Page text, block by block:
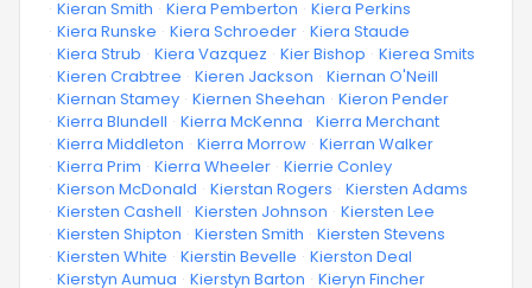
· Kieran Smith · Kiera Pemberton · Kiera Perkins
· Kiera Runske · Kiera Schroeder · Kiera Staude
· Kiera Strub · Kiera Vazquez · Kier Bishop · Kierea Smits
· Kieren Crabtree · Kieren Jackson · Kiernan O'Neill
· Kiernan Stamey · Kiernen Sheehan · Kieron Pender
· Kierra Blundell · Kierra McKenna · Kierra Merchant
· Kierra Middleton · Kierra Morrow · Kierran Walker
· Kierra Prim · Kierra Wheeler · Kierrie Conley
· Kierson McDonald · Kierstan Rogers · Kiersten Adams
· Kiersten Cashell · Kiersten Johnson · Kiersten Lee
· Kiersten Shipton · Kiersten Smith · Kiersten Stevens
· Kiersten White · Kierstin Bevelle · Kierston Deal
· Kierstyn Aumua · Kierstyn Barton · Kieryn Fincher